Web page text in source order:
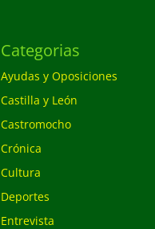
Categorias
Ayudas y Oposiciones
Castilla y León
Castromocho
Crónica
Cultura
Deportes
Entrevista